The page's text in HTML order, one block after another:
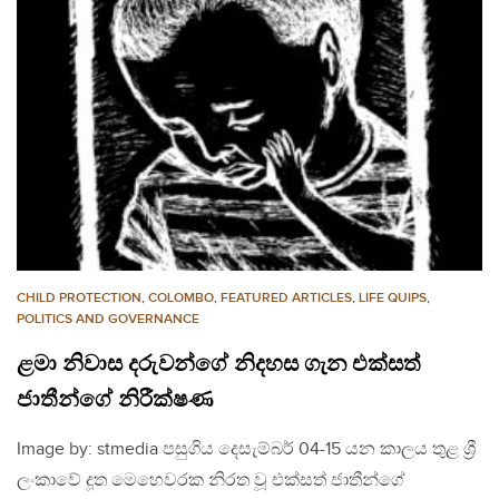
CHILD PROTECTION, COLOMBO, FEATURED ARTICLES, LIFE QUIPS,
POLITICS AND GOVERNANCE
ළමා නිවාස දරුවන්ගේ නිදහස ගැන එක්සත්
ජාතීන්ගේ නිරීක්ෂණ
Image by: stmedia පසුගිය දෙසැම්බර් 04-15 යන කාලය තුළ ශ්‍රී
ලංකාවේ දූත මෙහෙවරක නිරත වූ එක්සත් ජාතීන්ගේ